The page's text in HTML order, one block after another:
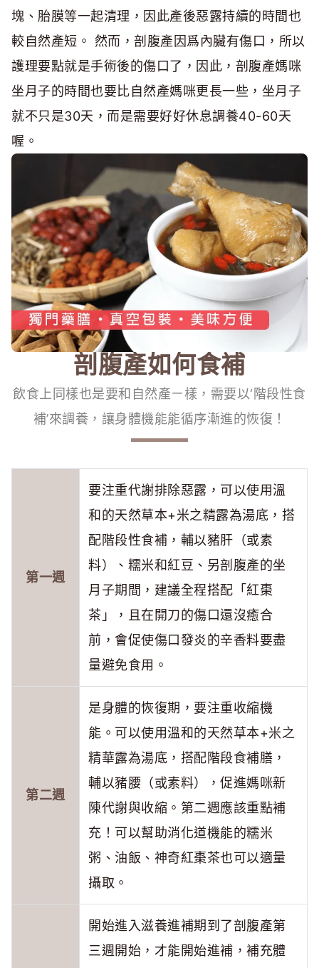
塊、胎膜等一起清理，因此產後惡露持續的時間也
較自然產短。 然而，剖腹產因爲內臟有傷口，所以
護理要點就是手術後的傷口了，因此，剖腹產媽咪
坐月子的時間也要比自然產媽咪更長一些，坐月子
就不只是30天，而是需要好好休息調養40-60天
喔。
剖腹產如何食補
飲食上同樣也是要和自然產ㄧ樣，需要以‘階段性食
補’來調養，讓身體機能能循序漸進的恢復！
第一週
要注重代謝排除惡露，可以使用溫
和的天然草本+米之精露為湯底，搭
配階段性食補，輔以豬肝（或素
料）、糯米和紅豆、另剖腹產的坐
月子期間，建議全程搭配「紅棗
茶」，且在開刀的傷口還沒癒合
前，會促使傷口發炎的辛香料要盡
量避免食用。
第二週
是身體的恢復期，要注重收縮機
能。可以使用溫和的天然草本+米之
精華露為湯底，搭配階段食補膳，
輔以豬腰（或素料），促進媽咪新
陳代謝與收縮。第二週應該重點補
充！可以幫助消化道機能的糯米
粥、油飯、神奇紅棗茶也可以適量
攝取。
開始進入滋養進補期到了剖腹產第
三週開始，才能開始進補，補充體